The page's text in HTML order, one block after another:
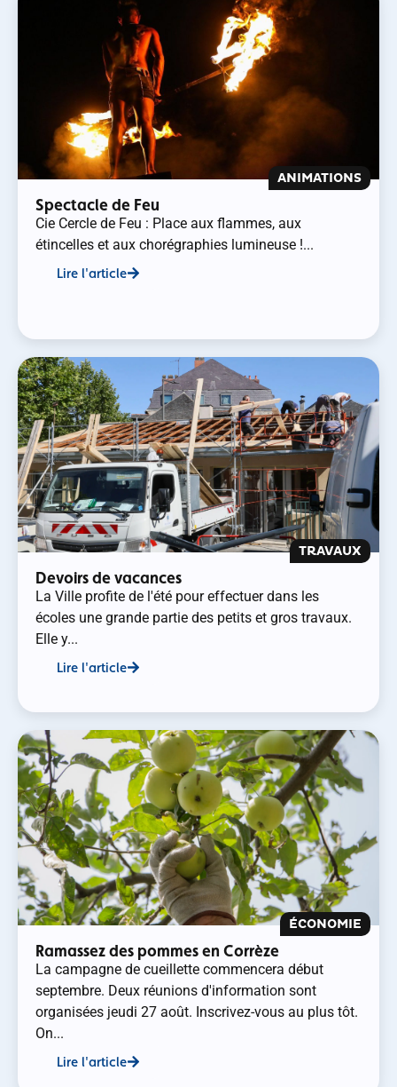
ANIMATIONS
Spectacle de Feu
Cie Cercle de Feu : Place aux flammes, aux
étincelles et aux chorégraphies lumineuse !...
Lire l'article
TRAVAUX
Devoirs de vacances
La Ville profite de l'été pour effectuer dans les
écoles une grande partie des petits et gros travaux.
Elle y...
Lire l'article
ÉCONOMIE
Ramassez des pommes en Corrèze
La campagne de cueillette commencera début
septembre. Deux réunions d'information sont
organisées jeudi 27 août. Inscrivez-vous au plus tôt.
On...
Lire l'article